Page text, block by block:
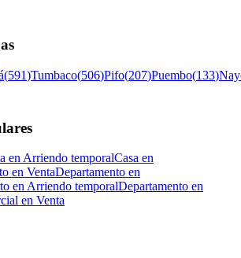
(591)Tumbaco(506)Pifo(207)Puembo(133)
en Arriendo temporalCasa en
en VentaDepartamento en
en Arriendo temporalDepartamento en
en Venta